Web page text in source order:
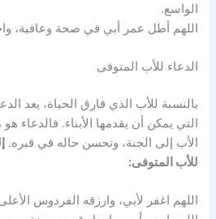
الواسع.
اللهم أطل عمر أبي في صحة وعافية،
الدعاء للأب المتوفى
بالنسبة للأب الذي فارق الحياة، يعد
التي يمكن أن يقدمها الأبناء. فالدعاء
الأب إلى الجنة، وتحسن حاله في قبره.
للأب المتوفى:
اللهم اغفر لأبي، وارزقه الفردوس